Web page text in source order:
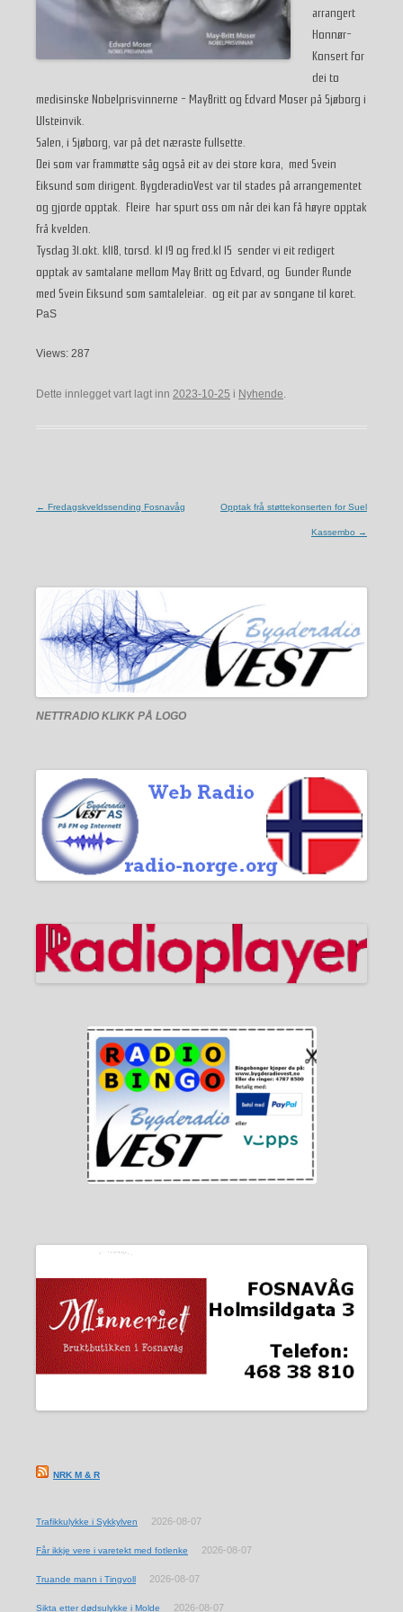
arrangert
Honnør-
Konsert for
dei to
medisinske Nobelprisvinnerne – MayBritt og Edvard Moser på Sjøborg i
Ulsteinvik.
Salen, i Sjøborg, var på det næraste fullsette.
Dei som var frammøtte såg også eit av dei store kora, med Svein
Eiksund som dirigent. BygderadioVest var til stades på arrangementet
og gjorde opptak. Fleire har spurt oss om når dei kan få høyre opptak
frå kvelden.
Tysdag 31.okt. kl18, torsd. kl 19 og fred.kl 15 sender vi eit redigert
opptak av samtalane mellom May Britt og Edvard, og Gunder Runde
med Svein Eiksund som samtaleleiar. og eit par av songane til koret.
PaS
Views: 287
Dette innlegget vart lagt inn 2023-10-25 i Nyhende
Innleggsnavigering
← Fredagskveldssending Fosnavåg Opptak frå støttekonserten for Suel
Kassembo →
NETTRADIO KLIKK PÅ LOGO
NRK M & R
Trafikkulykke i Sykkylven 2026-08-07
Får ikkje vere i varetekt med fotlenke 2026-08-07
Truande mann i Tingvoll 2026-08-07
Sikta etter dødsulykke i Molde 2026-08-07